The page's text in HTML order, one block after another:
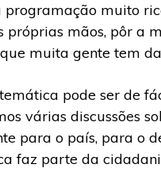
muito
mãos, pôr a
muita gente tem
pode ser de
várias discussões
para o país, para o
faz parte da